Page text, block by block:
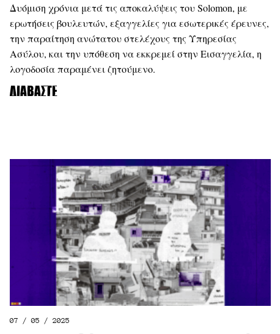
Δυόμιση χρόνια μετά τις αποκαλύψεις του Solomon, με
ερωτήσεις βουλευτών, εξαγγελίες για εσωτερικές έρευνες,
την παραίτηση ανώτατου στελέχους της Υπηρεσίας
Ασύλου, και την υπόθεση να εκκρεμεί στην Εισαγγελία, η
λογοδοσία παραμένει ζητούμενο.
Διαβάστε
07 / 05 / 2025